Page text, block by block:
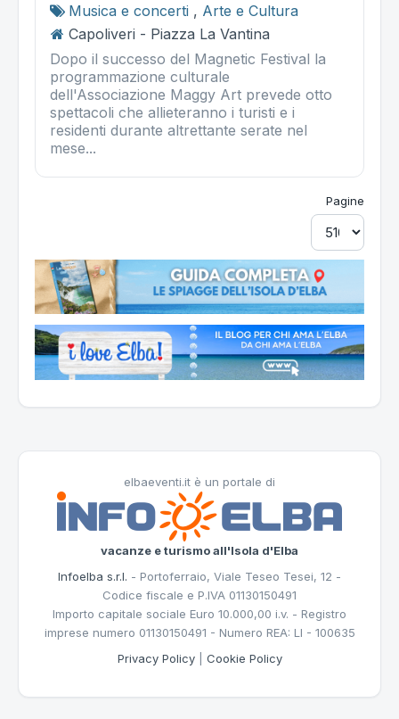
Musica e concerti , Arte e Cultura
Capoliveri - Piazza La Vantina
Dopo il successo del Magnetic Festival la
programmazione culturale
dell'Associazione Maggy Art prevede otto
spettacoli che allieteranno i turisti e i
residenti durante altrettante serate nel
mese...
Pagine
elbaeventi.it è un portale di
vacanze e turismo all'Isola d'Elba
Infoelba s.r.l. - Portoferraio, Viale Teseo Tesei, 12 -
Codice fiscale e P.IVA 01130150491
Importo capitale sociale Euro 10.000,00 i.v. - Registro
imprese numero 01130150491 - Numero REA: LI - 100635
Privacy Policy| Cookie Policy